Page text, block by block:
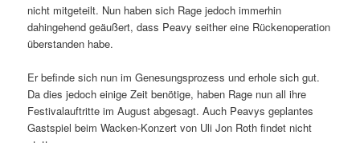
nicht mitgeteilt. Nun haben sich Rage jedoch immerhin
dahingehend geäußert, dass Peavy seither eine Rückenoperation
überstanden habe.
Er befinde sich nun im Genesungsprozess und erhole sich gut.
Da dies jedoch einige Zeit benötige, haben Rage nun all ihre
Festivalauftritte im August abgesagt. Auch Peavys geplantes
Gastspiel beim Wacken-Konzert von Uli Jon Roth findet nicht